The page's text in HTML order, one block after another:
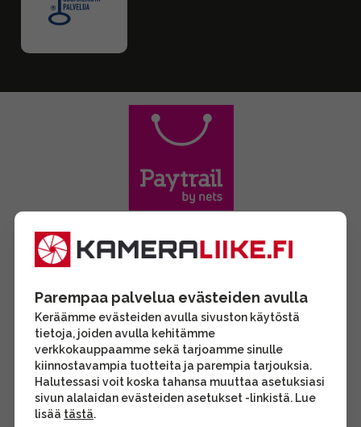
Parempaa palvelua evästeiden avulla
Keräämme evästeiden avulla sivuston käytöstä
tietoja, joiden avulla kehitämme
verkkokauppaamme sekä tarjoamme sinulle
kiinnostavampia tuotteita ja parempia tarjouksia.
Halutessasi voit koska tahansa muuttaa asetuksiasi
sivun alalaidan evästeiden asetukset -linkistä. Lue
lisää tästä.